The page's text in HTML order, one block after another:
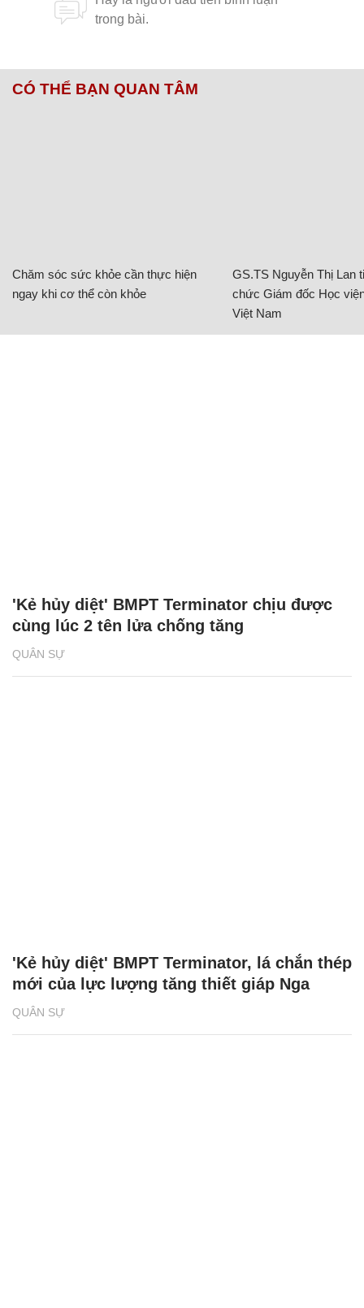
CÓ THỂ BẠN QUAN TÂM
Chăm sóc sức khỏe cần thực hiện
ngay khi cơ thể còn khỏe
GS.TS Nguyễn Thị Lan
chức Giám đốc Học
Việt Nam
QUÂN SỰ
'Kẻ hủy diệt' BMPT Terminator chịu được
cùng lúc 2 tên lửa chống tăng
QUÂN SỰ
'Kẻ hủy diệt' BMPT Terminator, lá chắn thép
mới của lực lượng tăng thiết giáp Nga